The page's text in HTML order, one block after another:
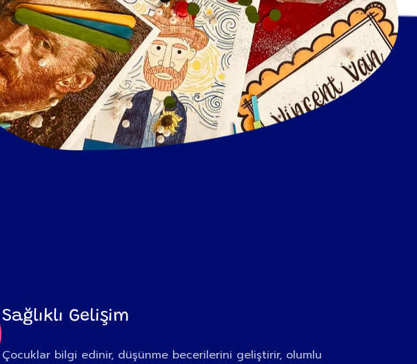
Sağlıklı Gelişim
Çocuklar bilgi edinir, düşünme becerilerini geliştirir, olumlu